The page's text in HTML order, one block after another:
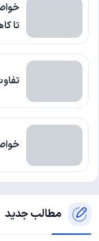
تا
مطالب جدید